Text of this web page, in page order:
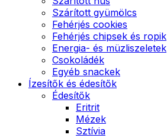
Szárított gyümölcs
Fehérjés cookies
Fehérjés chipsek és ropik
Energia- és müzliszeletek
Csokoládék
Egyéb snackek
Ízesítők és édesítők
Édesítők
Eritrit
Mézek
Sztívia